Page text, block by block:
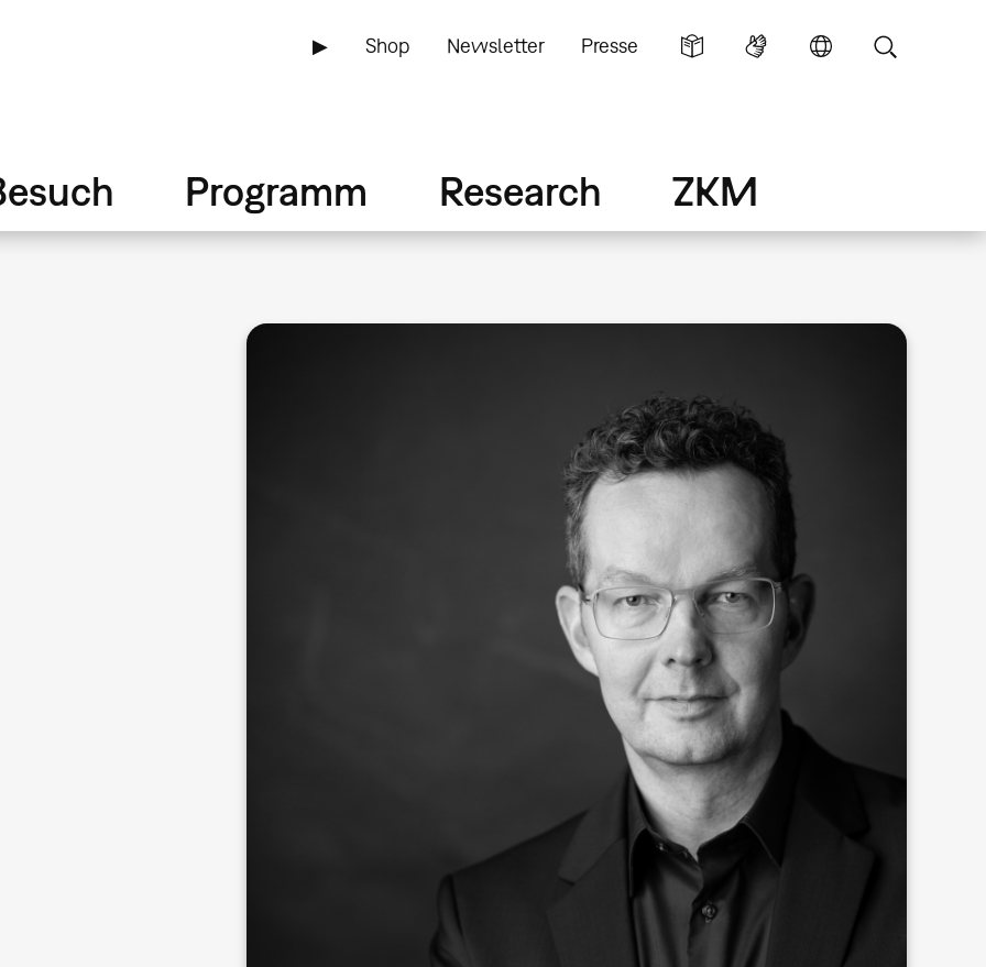
▶ Shop Newsletter Presse
Programm Research ZKM